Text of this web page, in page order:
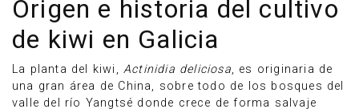
Origen e historia del cultivo
de kiwi en Galicia
La planta del kiwi, Actinidia deliciosa, es originaria de
una gran área de China, sobre todo de los bosques del
valle del río Yangtsé donde crece de forma salvaje